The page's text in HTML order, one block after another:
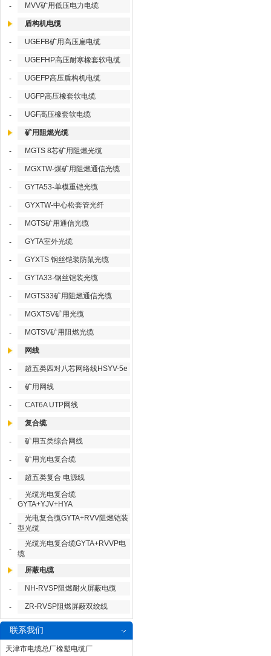
- MVV矿用低压电力电缆
盾构机电缆
- UGEFB矿用高压扁电缆
- UGEFHP高压耐寒橡套软电缆
- UGEFP高压盾构机电缆
- UGFP高压橡套软电缆
- UGF高压橡套软电缆
矿用阻燃光缆
- MGTS 8芯矿用阻燃光缆
- MGXTW-煤矿用阻燃通信光缆
- GYTA53-单模重铠光缆
- GYXTW-中心松套管光纤
- MGTS矿用通信光缆
- GYTA室外光缆
- GYXTS 钢丝铠装防鼠光缆
- GYTA33-钢丝铠装光缆
- MGTS33矿用阻燃通信光缆
- MGXTSV矿用光缆
- MGTSV矿用阻燃光缆
网线
- 超五类四对八芯网络线HSYV-5e
- 矿用网线
- CAT6A UTP网线
复合缆
- 矿用五类综合网线
- 矿用光电复合缆
- 超五类复合 电源线
-
光缆光电复合缆
GYTA+YJV+HYA
-
光电复合缆GYTA+RVV阻燃铠装
型光缆
-
光缆光电复合缆GYTA+RVVP电
缆
屏蔽电缆
- NH-RVSP阻燃耐火屏蔽电缆
- ZR-RVSP阻燃屏蔽双绞线
联系我们
天津市电缆总厂橡塑电缆厂